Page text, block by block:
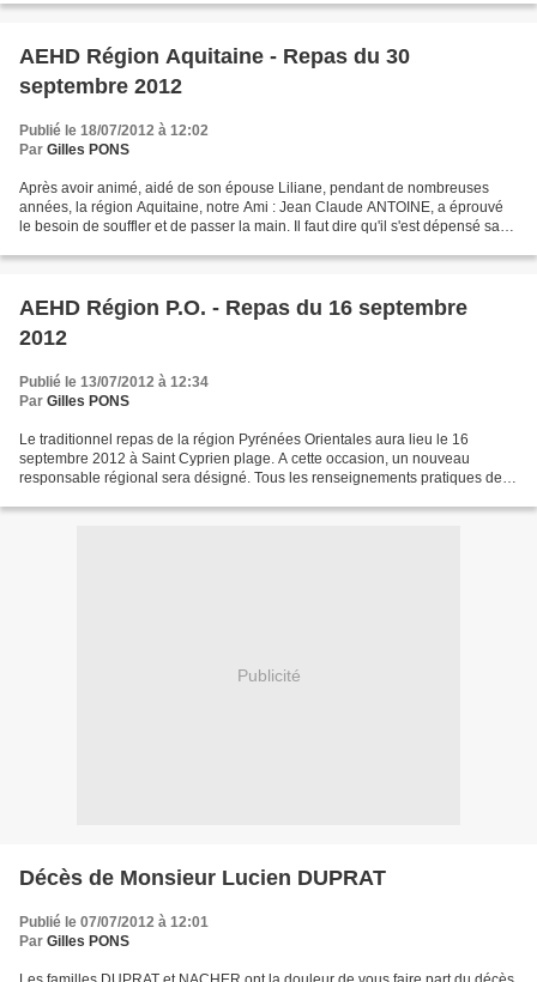
AEHD Région Aquitaine - Repas du 30
septembre 2012
Publié le 18/07/2012 à 12:02
Par Gilles PONS
Après avoir animé, aidé de son épouse Liliane, pendant de nombreuses
années, la région Aquitaine, notre Ami : Jean Claude ANTOINE, a éprouvé
le besoin de souffler et de passer la main. Il faut dire qu'il s'est dépensé sans
AEHD Région P.O. - Repas du 16 septembre
2012
Publié le 13/07/2012 à 12:34
Par Gilles PONS
Le traditionnel repas de la région Pyrénées Orientales aura lieu le 16
septembre 2012 à Saint Cyprien plage. A cette occasion, un nouveau
responsable régional sera désigné. Tous les renseignements pratiques de
Publicité
Décès de Monsieur Lucien DUPRAT
Publié le 07/07/2012 à 12:01
Par Gilles PONS